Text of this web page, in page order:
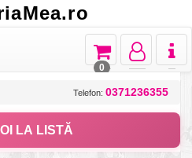
Toggle
Toggle
navigation
Toggle
navigation
0
Telefon: 0371236355
LA LISTĂ